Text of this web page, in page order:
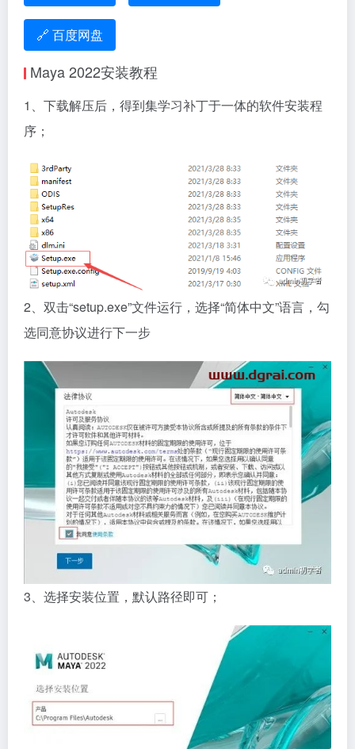
🔗 百度网盘
Maya 2022安装教程
1、下载解压后，得到集学习补丁于一体的软件安装程
序；
2、双击“setup.exe”文件运行，选择“简体中文”语言，勾
选同意协议进行下一步
3、选择安装位置，默认路径即可；